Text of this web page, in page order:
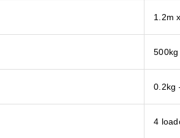
1.2m
0.2kg
4